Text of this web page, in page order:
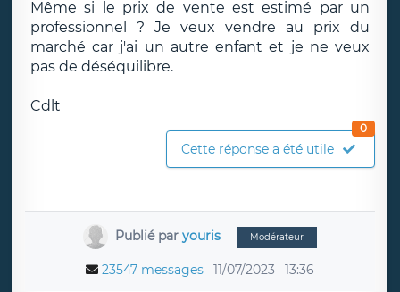
Même si le prix de vente est estimé par un
professionnel ? Je veux vendre au prix du
marché car j'ai un autre enfant et je ne veux
pas de déséquilibre.
Cdlt
Cette réponse a été utile
0
Publié par youris Modérateur
23547 messages 11/07/2023 13:36